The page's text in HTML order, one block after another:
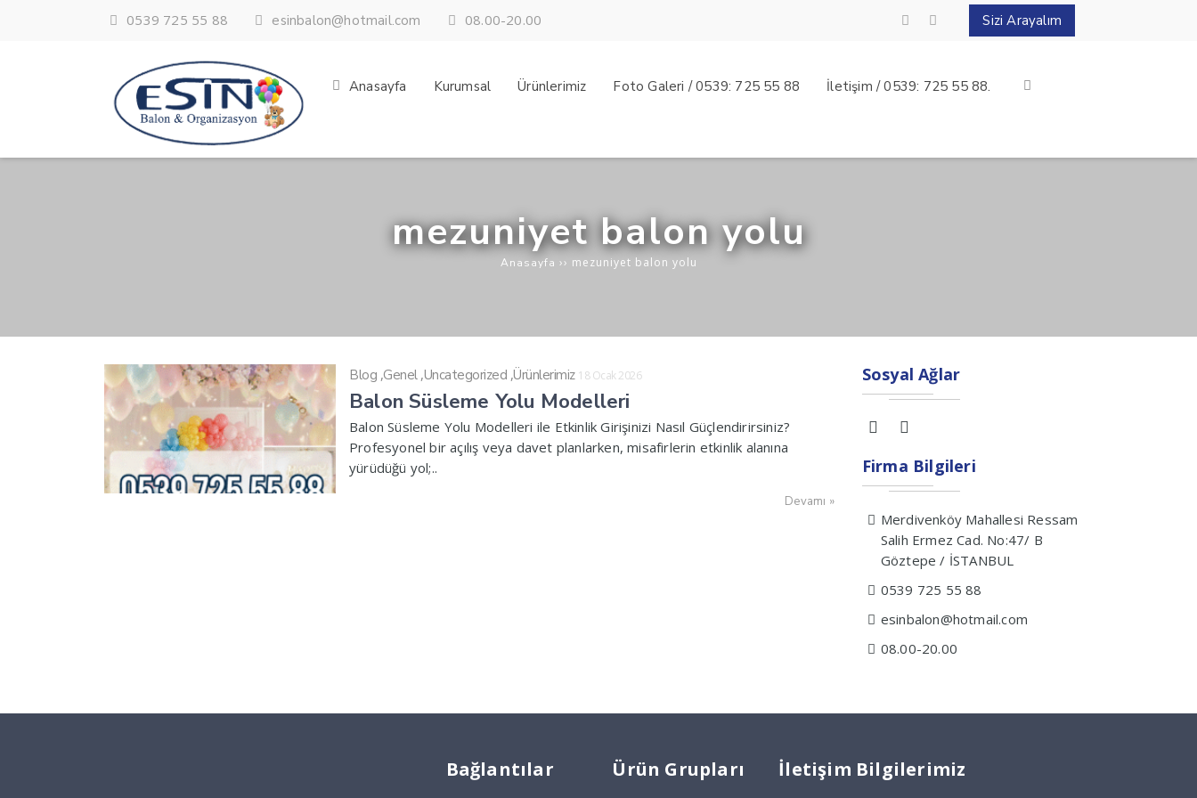
0539 725 55 88 esinbalon@hotmail.com 08.00-20.00 Sizi Arayalım
Anasayfa Kurumsal Ürünlerimiz Foto Galeri / 0539: 725 55 88 İletişim / 0539: 725 55 88.
mezuniyet balon yolu
Anasayfa ›› mezuniyet balon yolu
Blog ,Genel,Uncategorized ,Ürünlerimiz 18 Ocak 2026
Balon Süsleme Yolu Modelleri
Balon Süsleme Yolu Modelleri ile Etkinlik Girişinizi Nasıl Güçlendirirsiniz?
Profesyonel bir açılış veya davet planlarken, misafirlerin etkinlik alanına
yürüdüğü yol;..
Devamı »
Sosyal Ağlar
Firma Bilgileri
Merdivenköy Mahallesi Ressam
Salih Ermez Cad. No:47/ B
Göztepe / İSTANBUL
0539 725 55 88
esinbalon@hotmail.com
08.00-20.00
Bağlantılar Ürün Grupları İletişim Bilgilerimiz